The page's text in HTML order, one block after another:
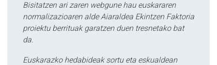
Bisitatzen ari zaren webgune hau euskararen
normalizazioaren alde Aiaraldea Ekintzen Faktoria
proiektu berrituak garatzen duen tresnetako bat
da.
Euskarazko hedabideak sortu eta eskualdean